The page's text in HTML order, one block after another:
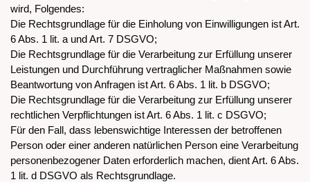
wird, Folgendes:
Die Rechtsgrundlage für die Einholung von Einwilligungen ist Art.
6 Abs. 1 lit. a und Art. 7 DSGVO;
Die Rechtsgrundlage für die Verarbeitung zur Erfüllung unserer
Leistungen und Durchführung vertraglicher Maßnahmen sowie
Beantwortung von Anfragen ist Art. 6 Abs. 1 lit. b DSGVO;
Die Rechtsgrundlage für die Verarbeitung zur Erfüllung unserer
rechtlichen Verpflichtungen ist Art. 6 Abs. 1 lit. c DSGVO;
Für den Fall, dass lebenswichtige Interessen der betroffenen
Person oder einer anderen natürlichen Person eine Verarbeitung
personenbezogener Daten erforderlich machen, dient Art. 6 Abs.
1 lit. d DSGVO als Rechtsgrundlage.